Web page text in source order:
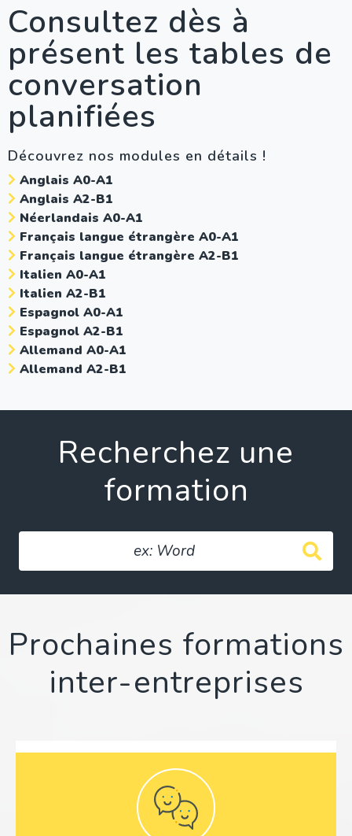
Consultez dès à
présent les tables de
conversation
planifiées
Découvrez nos modules en détails !
Anglais A0-A1
Anglais A2-B1
Néerlandais A0-A1
Français langue étrangère A0-A1
Français langue étrangère A2-B1
Italien A0-A1
Italien A2-B1
Espagnol A0-A1
Espagnol A2-B1
Allemand A0-A1
Allemand A2-B1
Recherchez une
formation
Prochaines formations
inter-entreprises